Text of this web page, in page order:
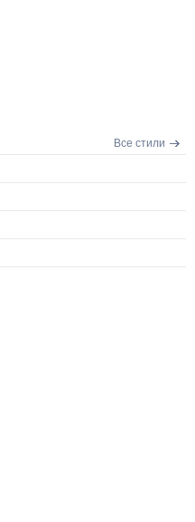
Все стили